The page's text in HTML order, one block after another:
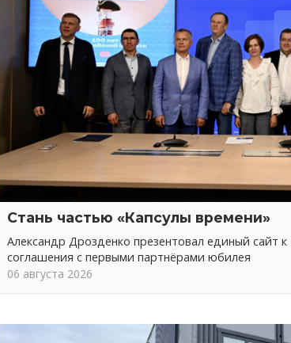
Стань частью «Капсулы времени»
Александр Дрозденко презентовал единый сайт
соглашения с первыми партнёрами юбилея
06 августа 2026